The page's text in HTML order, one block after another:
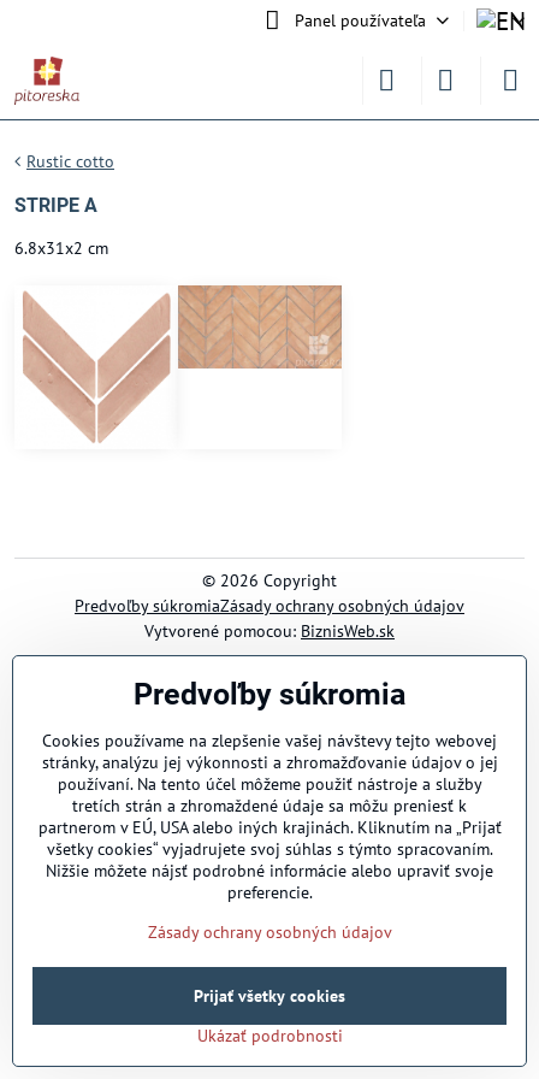
Panel používateľa
Rustic cotto
STRIPE A
6.8x31x2 cm
© 2026 Copyright
Predvoľby súkromiaZásady ochrany osobných údajov
Vytvorené pomocou: BiznisWeb.sk
Predvoľby súkromia
Cookies používame na zlepšenie vašej návštevy tejto webovej
stránky, analýzu jej výkonnosti a zhromažďovanie údajov o jej
používaní. Na tento účel môžeme použiť nástroje a služby
tretích strán a zhromaždené údaje sa môžu preniesť k
partnerom v EÚ, USA alebo iných krajinách. Kliknutím na „Prijať
všetky cookies“ vyjadrujete svoj súhlas s týmto spracovaním.
Nižšie môžete nájsť podrobné informácie alebo upraviť svoje
preferencie.
Zásady ochrany osobných údajov
Ukázať podrobnosti
Prijať všetky cookies